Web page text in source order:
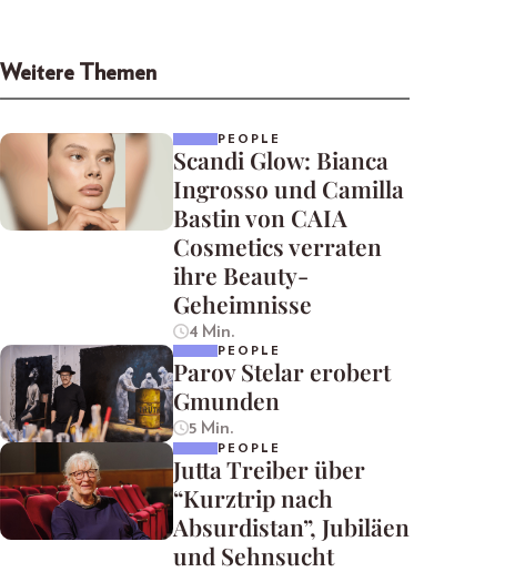
Weitere Themen
PEOPLE
Scandi Glow: Bianca
Ingrosso und Camilla
Bastin von CAIA
Cosmetics verraten
ihre Beauty-
Geheimnisse
4 Min.
PEOPLE
Parov Stelar erobert
Gmunden
5 Min.
PEOPLE
Jutta Treiber über
“Kurztrip nach
Absurdistan”, Jubiläen
und Sehnsucht